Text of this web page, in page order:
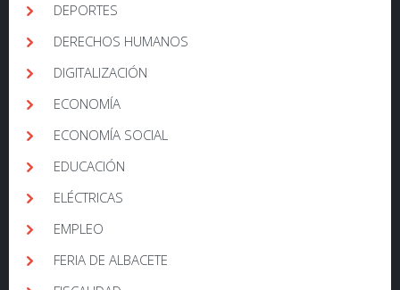
DEPORTES
DERECHOS HUMANOS
DIGITALIZACIÓN
ECONOMÍA
ECONOMÍA SOCIAL
EDUCACIÓN
ELÉCTRICAS
EMPLEO
FERIA DE ALBACETE